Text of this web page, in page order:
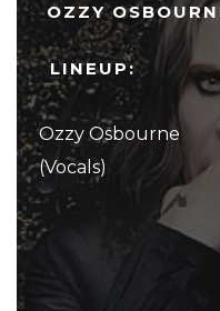
OZZY
LINEUP:
Ozzy Osbourne
(Vocals)